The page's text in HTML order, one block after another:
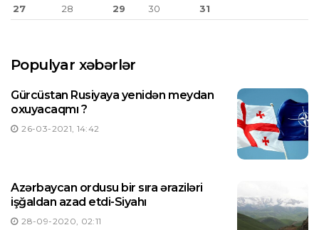
27
28 29 30 31
Populyar xəbərlər
Gürcüstan Rusiyaya yenidən meydan
oxuyacaqmı ?
26-03-2021, 14:42
Azərbaycan ordusu bir sıra əraziləri
işğaldan azad etdi-Siyahı
28-09-2020, 02:11